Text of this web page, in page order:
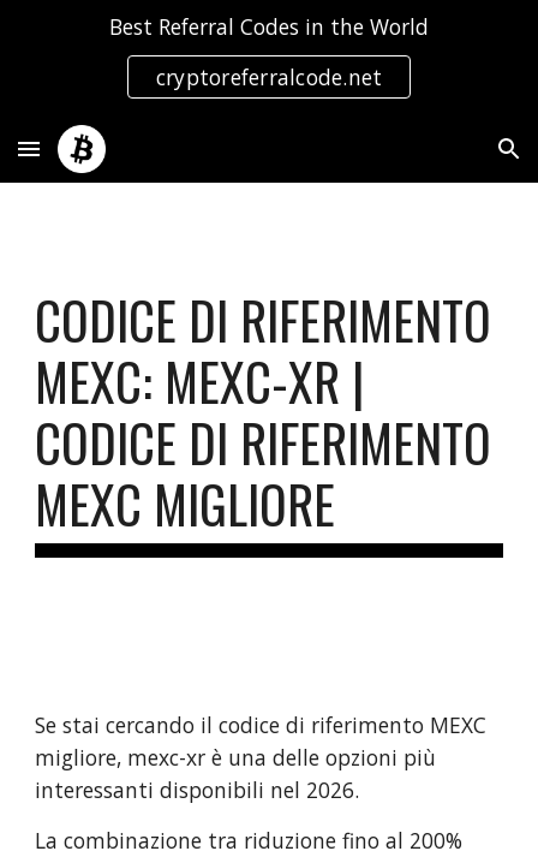
Best Referral Codes in the World
cryptoreferralcode.net
CODICE DI RIFERIMENTO
MEXC: MEXC-XR |
CODICE DI RIFERIMENTO
MEXC MIGLIORE
Se stai cercando il codice di riferimento MEXC
migliore, mexc-xr è una delle opzioni più
interessanti disponibili nel 2026.
La combinazione tra riduzione fino al 200%